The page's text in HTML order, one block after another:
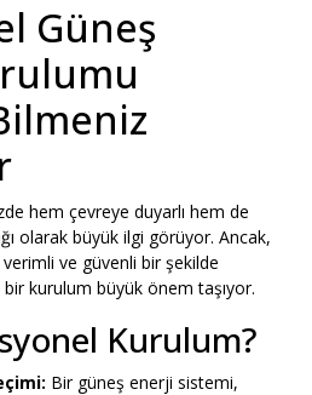
Güneş
hem çevreye duyarlı hem de
olarak büyük ilgi görüyor. Ancak,
ve güvenli bir şekilde
kurulum büyük önem taşıyor.
Kurulum?
Bir güneş enerji sistemi,